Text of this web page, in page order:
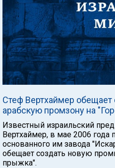
Стеф Вертхаймер
арабскую промзону на
Известный израильский
Вертхаймер, в мае 2006 года
основанного им завода
обещает создать новую
прыжка".